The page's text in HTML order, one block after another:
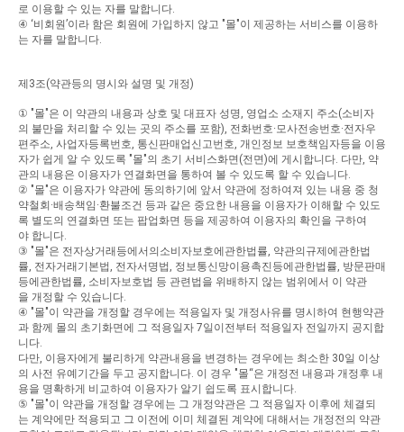
로 이용할 수 있는 자를 말합니다
④ ‘비회원’이라 함은 회원에 가입하지 않고 "몰"이 제공하는 서비스를 이용하
는 자를 말합니다
제3조(약관등의 명시와 설명 및 개정)
① "몰"은 이 약관의 내용과 상호 및 대표자 성명 영업소 소재지 주소(소비자
의 불만을 처리할 수 있는 곳의 주소를 포함), 전화번호· 모사전송번호·전자우
편주소 사업자등록번호 통신판매업신고번호 개인정보 보호책임자등을 이용
자가 쉽게 알 수 있도록 "몰"의 초기 서비스화면 (전면)에 게시합니다 다만 약
관의 내용은 이용자가 연결화면을 통하여 볼 수 있도록 할 수 있습니다
② "몰"은 이용자가 약관에 동의하기에 앞서 약관에 정하여져 있는 내용 중 청
약철회 ·배송책임 ·환불조건 등과 같은 중요한 내용을 이용자가 이해할 수 있도
록 별도의 연결화면 또는 팝업화면 등을 제공하여 이용자의 확인을 구하여
야 합니다
③ "몰"은 전자상거래등에서의소비자보호에관한법률 약관의규제에관한법
률 전자거래기본법 전자서명법 정보통신망이용촉진등에관한법률 방문판매
등에관한법률 소비자보호법 등 관련법을 위배하지 않는 범위에서 이 약관
을 개정할 수 있습니다
④ "몰"이 약관을 개정할 경우에는 적용일자 및 개정사유를 명시하여 현행약관
과 함께 몰의 초기화면에 그 적용일자 7일이전부터 적용일자 전일까지 공지합
니다
다만 이용자에게 불리하게 약관내용을 변경하는 경우에는 최소한 30일 이상
의 사전 유예기간을 두고 공지합니다 이 경우 "몰“은 개정전 내용과 개정후 내
용을 명확하게 비교하여 이용자가 알기 쉽도록 표시합니다
⑤ "몰"이 약관을 개정할 경우에는 그 개정약관은 그 적용일자 이후에 체결되
는 계약에만 적용되고 그 이전에 이미 체결된 계약에 대해서는 개정전의 약관